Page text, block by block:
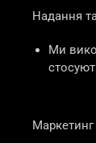
Надання
Ми
Маркетинг